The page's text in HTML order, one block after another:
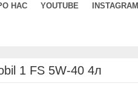
НАС YOUTUBE INSTAGRAM
1 FS 5W-40 4л